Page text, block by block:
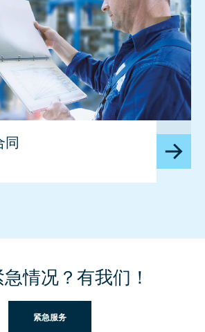
同
情况？有我们！
紧急服务